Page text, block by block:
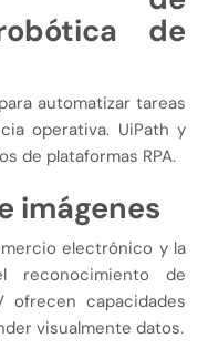
de
automatizar tareas
operativa. UiPath y
de plataformas RPA.
imágenes
electrónico y la
reconocimiento de
ofrecen capacidades
visualmente datos.